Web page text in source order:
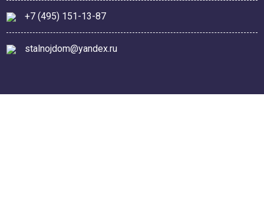
+7 (495) 151-13-87
stalnojdom@yandex.ru